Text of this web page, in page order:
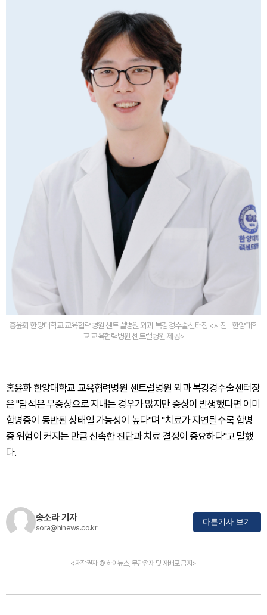
홍윤화 한양대학교 교육협력병원 센트럴병원 외과 복강경수술센터장 <사진=한양대학
교 교육협력병원 센트럴병원 제공>
홍윤화 한양대학교 교육협력병원 센트럴병원 외과 복강경수술센터장
은 "담석은 무증상으로 지내는 경우가 많지만 증상이 발생했다면 이미
합병증이 동반된 상태일 가능성이 높다"며 "치료가 지연될수록 합병
증 위험이 커지는 만큼 신속한 진단과 치료 결정이 중요하다"고 말했
다.
송소라 기자
sora@hinews.co.kr
다른기사 보기
<저작권자 © 하이뉴스, 무단전재 및 재배포 금지>